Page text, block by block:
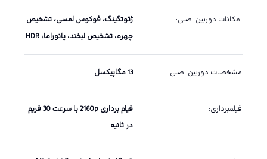
امکانات دوربین اصلی:
ژئوتگینگ، فوکوس لمسی، تشخیص
چهره، تشخیص لبخند، پانوراما، HDR
مشخصات دوربین اصلی: 13 مگاپیکسل
فیلمبرداری:
فیلم برداری 2160p با سرعت 30 فریم
در ثانیه